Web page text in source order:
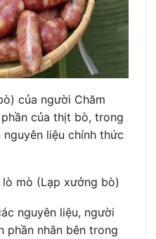
của người Chăm
của thịt bò, trong
liệu chính thức
mò (Lạp xưởng bò)
nguyên liệu, người
phần nhân bên trong